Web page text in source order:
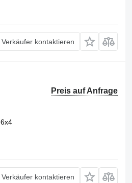
Verkäufer kontaktieren
Preis auf Anfrage
6x4
Verkäufer kontaktieren